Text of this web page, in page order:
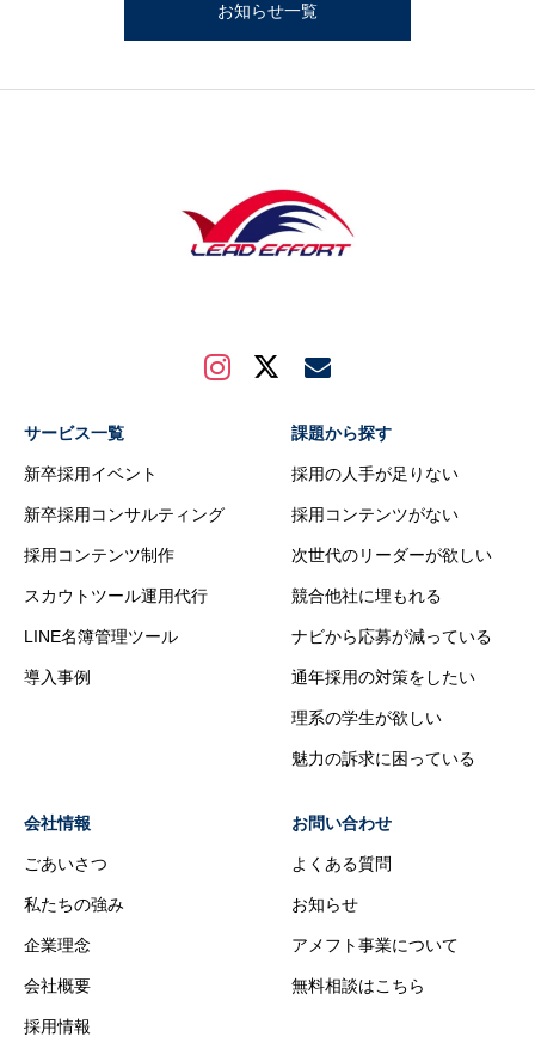
お知らせ一覧
サービス一覧
新卒採用イベント
新卒採用コンサルティング
採用コンテンツ制作
スカウトツール運用代行
LINE名簿管理ツール
導入事例
課題から探す
採用の人手が足りない
採用コンテンツがない
次世代のリーダーが欲しい
競合他社に埋もれる
ナビから応募が減っている
通年採用の対策をしたい
理系の学生が欲しい
魅力の訴求に困っている
会社情報
ごあいさつ
私たちの強み
企業理念
会社概要
採用情報
お問い合わせ
よくある質問
お知らせ
アメフト事業について
無料相談はこちら